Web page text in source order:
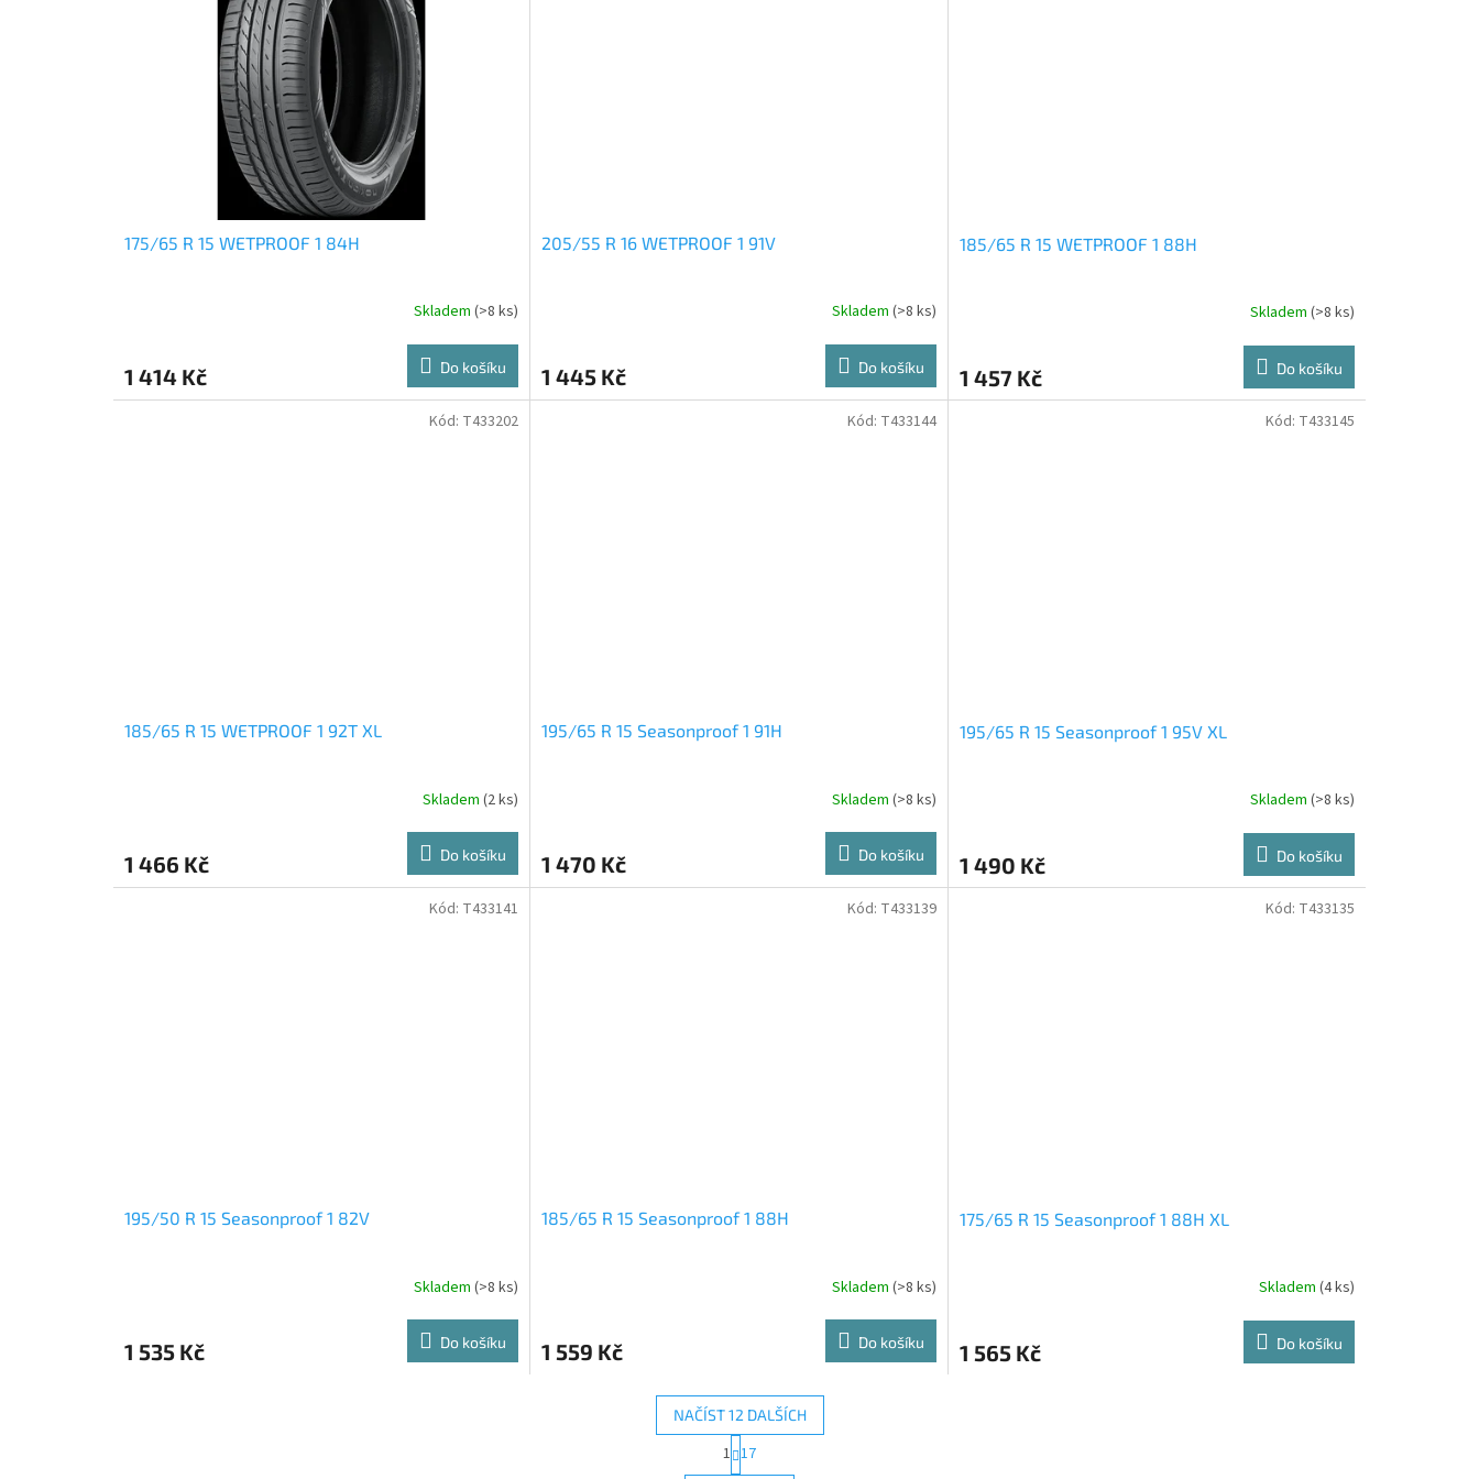
175/65 R 15 WETPROOF 1 84H
Skladem(>8 ks)
1 414 Kč Do košíku
205/55 R 16 WETPROOF 1 91V
Skladem (>8 ks)
1 445 Kč Do košíku
185/65 R 15 WETPROOF 1 88H
Skladem (>8 ks)
1 457 Kč Do košíku
185/65 R 15 WETPROOF 1 92T XL
Skladem(2 ks)
1 466 Kč Do košíku
Kód: T433202
195/65 R 15 Seasonproof 1 91H
Skladem (>8 ks)
1 470 Kč Do košíku
Kód: T433144
195/65 R 15 Seasonproof 1 95V XL
Skladem (>8 ks)
1 490 Kč Do košíku
Kód: T433145
195/50 R 15 Seasonproof 1 82V
Skladem(>8 ks)
1 535 Kč Do košíku
Kód: T433141
185/65 R 15 Seasonproof 1 88H
Skladem (>8 ks)
1 559 Kč Do košíku
Kód: T433139
175/65 R 15 Seasonproof 1 88H XL
Skladem (4 ks)
1 565 Kč Do košíku
Kód: T433135
O
NAČÍST 12 DALŠÍCH
S
t
1 17